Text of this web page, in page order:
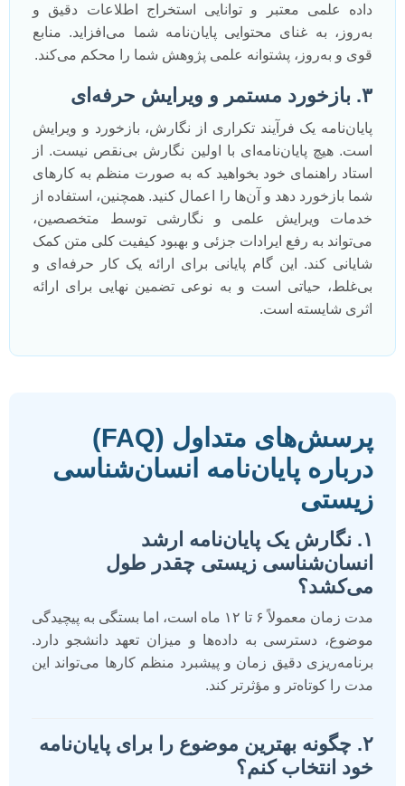
داده علمی معتبر و توانایی استخراج اطلاعات دقیق و
به‌روز، به غنای محتوایی پایان‌نامه شما می‌افزاید. منابع
قوی و به‌روز، پشتوانه علمی پژوهش شما را محکم می‌کند.
۳. بازخورد مستمر و ویرایش حرفه‌ای
پایان‌نامه یک فرآیند تکراری از نگارش، بازخورد و ویرایش
است. هیچ پایان‌نامه‌ای با اولین نگارش بی‌نقص نیست. از
استاد راهنمای خود بخواهید که به صورت منظم به کارهای
شما بازخورد دهد و آن‌ها را اعمال کنید. همچنین، استفاده از
خدمات ویرایش علمی و نگارشی توسط متخصصین،
می‌تواند به رفع ایرادات جزئی و بهبود کیفیت کلی متن کمک
شایانی کند. این گام پایانی برای ارائه یک کار حرفه‌ای و
بی‌غلط، حیاتی است و به نوعی تضمین نهایی برای ارائه
اثری شایسته است.
پرسش‌های متداول (FAQ)
درباره پایان‌نامه انسان‌شناسی
زیستی
۱. نگارش یک پایان‌نامه ارشد
انسان‌شناسی زیستی چقدر طول
می‌کشد؟
مدت زمان معمولاً ۶ تا ۱۲ ماه است، اما بستگی به پیچیدگی
موضوع، دسترسی به داده‌ها و میزان تعهد دانشجو دارد.
برنامه‌ریزی دقیق زمان و پیشبرد منظم کارها می‌تواند این
مدت را کوتاه‌تر و مؤثرتر کند.
۲. چگونه بهترین موضوع را برای پایان‌نامه
خود انتخاب کنم؟